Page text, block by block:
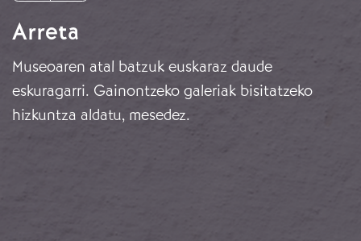
Arreta
Museoaren atal batzuk euskaraz daude
eskuragarri. Gainontzeko galeriak bisitatzeko
hizkuntza aldatu, mesedez.